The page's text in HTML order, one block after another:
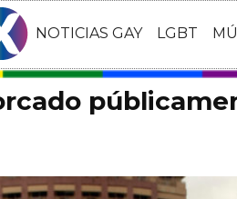
NOTICIAS GAY LGBT